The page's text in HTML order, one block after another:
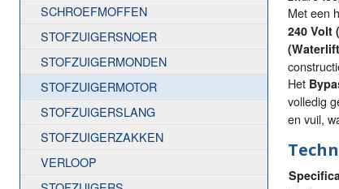
SCHROEFMOFFEN
STOFZUIGERSNOER
STOFZUIGERMONDEN
STOFZUIGERMOTOR
STOFZUIGERSLANG
STOFZUIGERZAKKEN
VERLOOP
Met een
240 Volt
Het
volledig
en vuil,